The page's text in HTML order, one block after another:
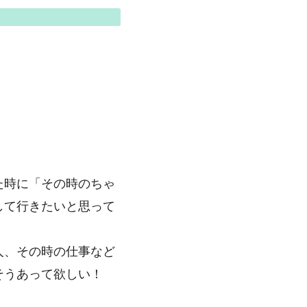
に「その時のちゃ
行きたいと思って
その時の仕事など
あって欲しい！